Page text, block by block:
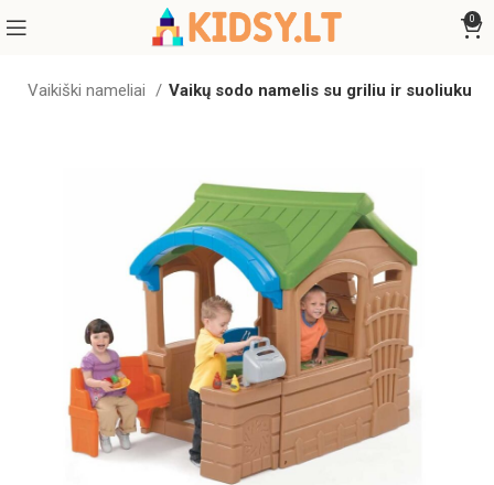
0
Vaikiški nameliai Vaikų sodo namelis su griliu ir suoliuku